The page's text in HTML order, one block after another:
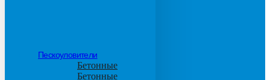
Пескоуловители
Бетонные
Бетонные